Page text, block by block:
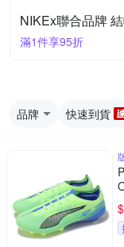
NIKEx聯合品牌
滿1件享95折
品牌 快速到貨
$